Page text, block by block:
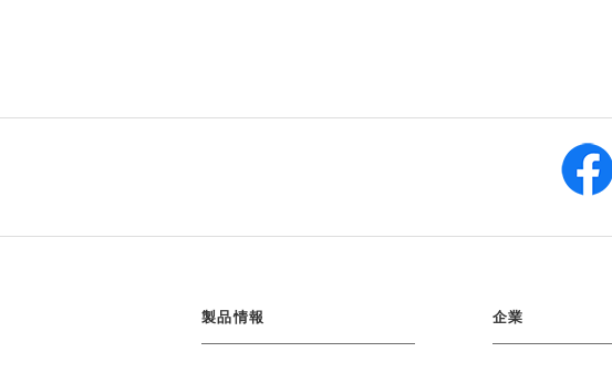
製品情報 企業